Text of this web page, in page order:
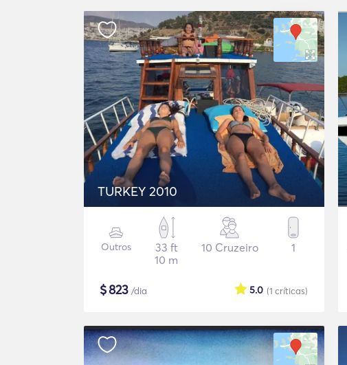
TURKEY 2010
Outros
33 ft
10 m
10 Cruzeiro 1
$823 /dia (1 críticas)
5.0